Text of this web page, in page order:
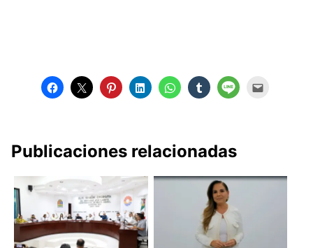
Publicaciones relacionadas